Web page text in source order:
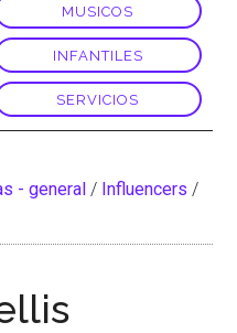
MUSICOS
INFANTILES
SERVICIOS
- general / Influencers /